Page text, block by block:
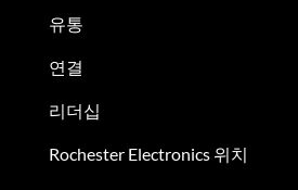
유통
연결
리더십
Rochester Electronics 위치